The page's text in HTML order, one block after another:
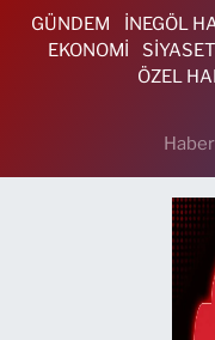
GÜNDEM İNEGÖL
EKONOMİ
SİYASET
ÖZEL
Haber